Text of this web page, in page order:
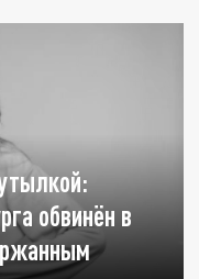
обвинён в